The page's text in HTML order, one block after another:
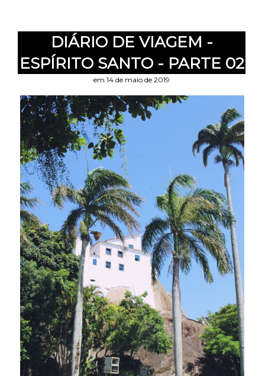
DIÁRIO DE VIAGEM -
ESPÍRITO SANTO - PARTE 02
em 14 de maio de 2019